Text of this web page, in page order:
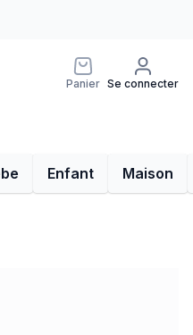
Panier Se connecter
Enfant Maison